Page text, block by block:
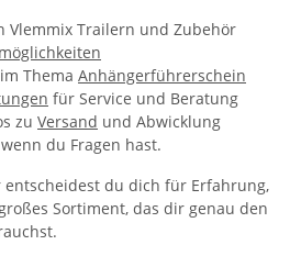
Vlemmix Trailern und Zubehör
Thema Anhängerführerschein
für Service und Beratung
zu Versand und Abwicklung
wenn du Fragen hast.
du dich für Erfahrung,
Sortiment, das dir genau den